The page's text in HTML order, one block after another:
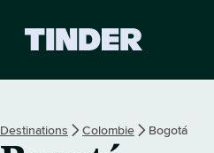
Destinations Colombie Bogotá